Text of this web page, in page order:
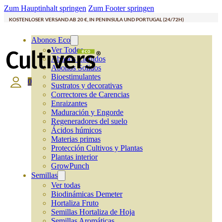
Zum Hauptinhalt springen Zum Footer springen
KOSTENLOSER VERSAND AB 20 €, IN PENINSULA UND PORTUGAL (24/72H)
Abonos Eco
Ver Todos
Abonos Líquidos
Abonos Solidos
Bioestimulantes
Sustratos y decorativas
Correctores de Carencias
Enraizantes
Maduración y Engorde
Regeneradores del suelo
Ácidos húmicos
Materias primas
Protección Cultivos y Plantas
Plantas interior
GrowPunch
Semillas
Ver todas
Biodinámicas Demeter
Hortaliza Fruto
Semillas Hortaliza de Hoja
0